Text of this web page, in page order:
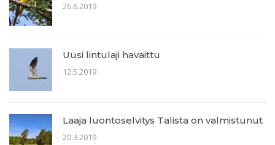
26.6.2019
Uusi lintulaji havaittu
12.5.2019
Laaja luontoselvitys Talista on valmistunut
20.3.2019